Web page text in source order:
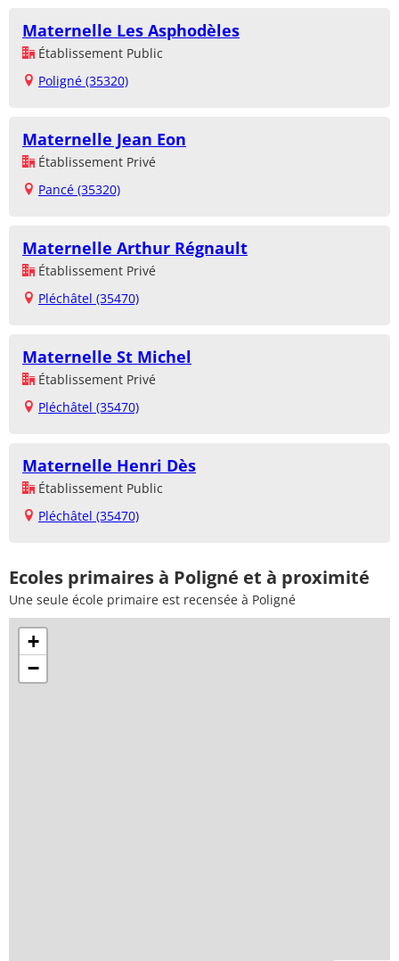
Maternelle Les Asphodèles
Établissement Public
Poligné (35320)
Maternelle Jean Eon
Établissement Privé
Pancé (35320)
Maternelle Arthur Régnault
Établissement Privé
Pléchâtel (35470)
Maternelle St Michel
Établissement Privé
Pléchâtel (35470)
Maternelle Henri Dès
Établissement Public
Pléchâtel (35470)
Ecoles primaires à Poligné et à proximité
Une seule école primaire est recensée à Poligné
+
−